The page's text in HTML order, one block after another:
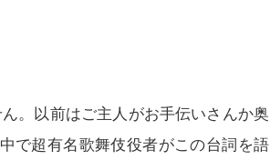
。以前はご主人がお手伝いさんか奥
で超有名歌舞伎役者がこの台詞を語